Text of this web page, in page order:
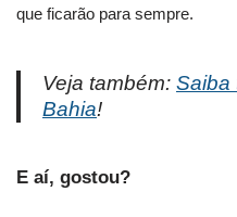
que ficarão para sempre.
Veja também: Saiba
Bahia!
E aí, gostou?